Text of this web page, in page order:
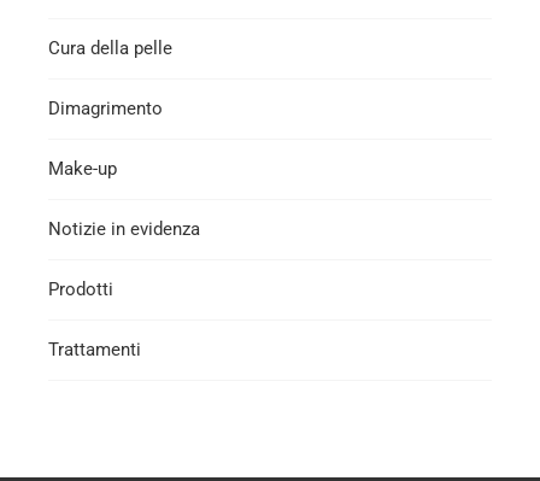
Cura della pelle
Dimagrimento
Make-up
Notizie in evidenza
Prodotti
Trattamenti